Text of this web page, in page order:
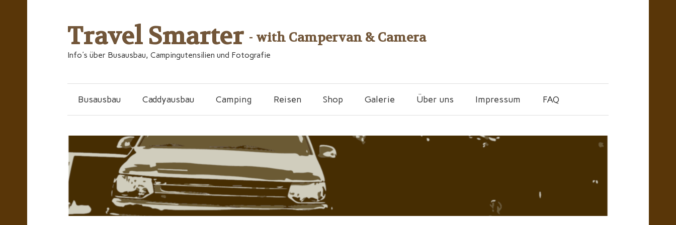
Travel Smarter - with Campervan & Camera
Info's über Busausbau, Campingutensilien und Fotografie
Busausbau Caddyausbau Camping Reisen Shop Galerie Über uns Impressum FAQ